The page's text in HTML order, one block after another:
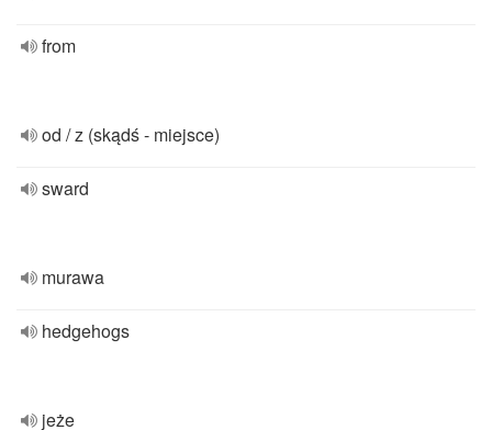
from
od / z (skądś - miejsce)
sward
murawa
hedgehogs
jeże